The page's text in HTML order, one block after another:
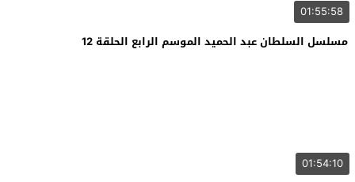
01:55:58
مسلسل السلطان عبد الحميد الموسم الرابع الحلقة 12
01:54:10